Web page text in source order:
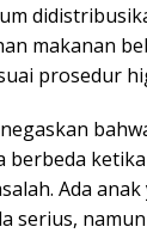
makanan
prosedur
berbeda
Ada
serius,